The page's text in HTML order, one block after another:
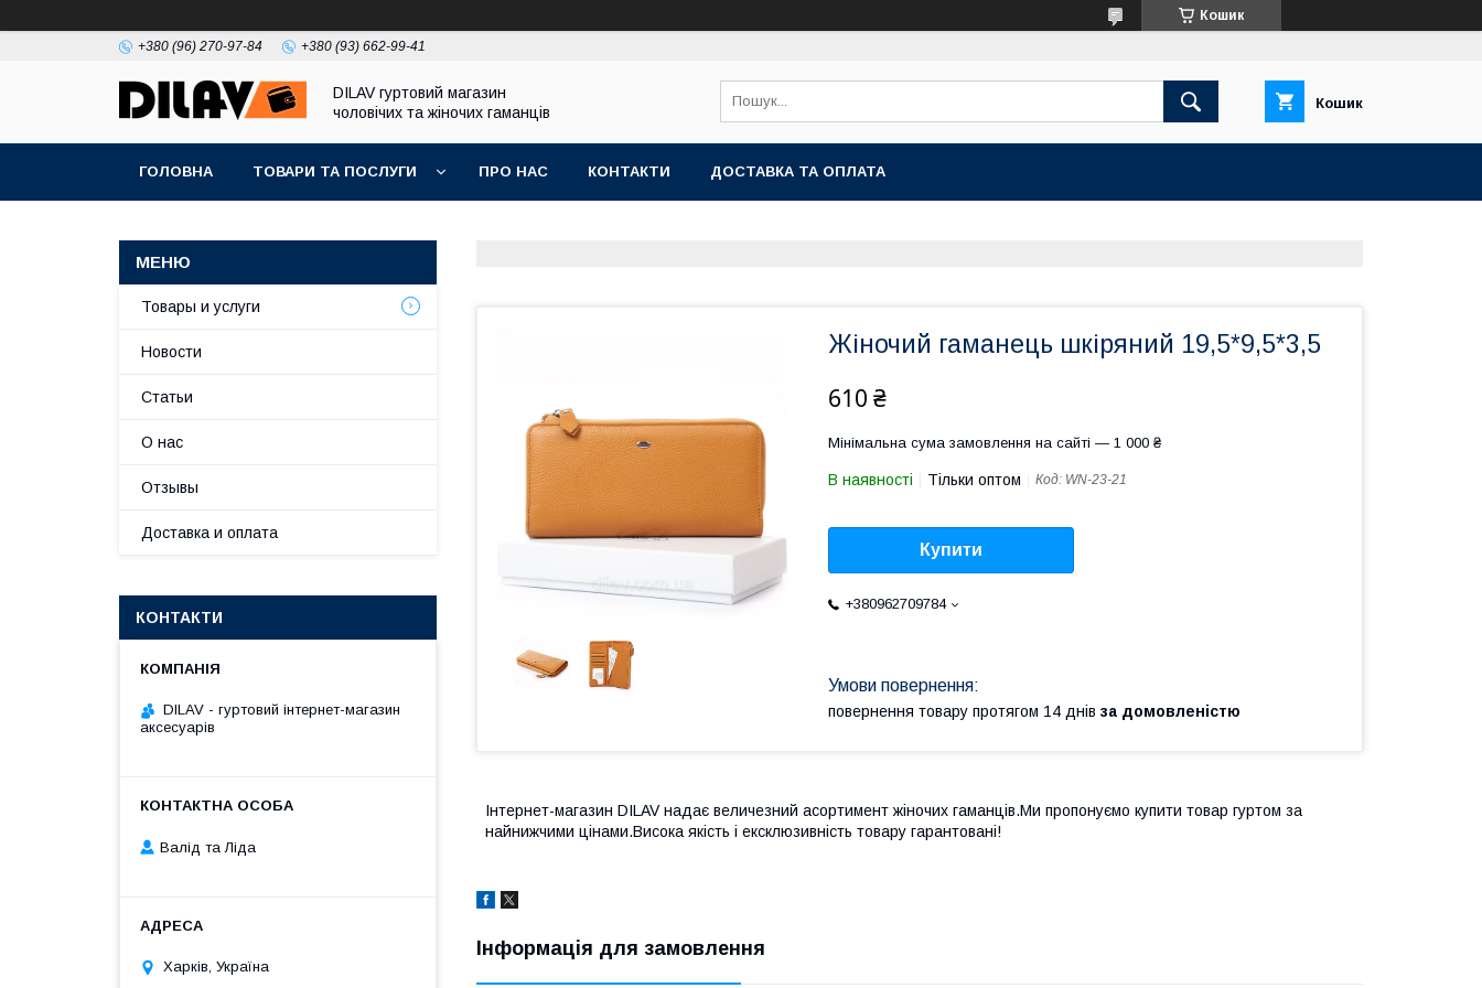
Кошик
+380 (96) 270-97-84 +380 (93) 662-99-41
DILAV гуртовий магазин
чоловічих та жіночих гаманців
Кошик
ГОЛОВНА ТОВАРИ ТА ПОСЛУГИ ПРО НАС КОНТАКТИ ДОСТАВКА ТА ОПЛАТА
Жіночий гаманець шкіряний 19,5*9,5*3,5
610 ₴
Мінімальна сума замовлення на сайті — 1 000 ₴
В наявності Тільки оптом Код: WN-23-21
Купити
+380962709784
повернення товару протягом 14 днів за домовленістю
Інтернет-магазин DILAV надає величезний асортимент жіночих гаманців.Ми пропонуємо купити товар гуртом за
найнижчими цінами.Висока якість і ексклюзивність товару гарантовані!
Інформація для замовлення
Товары и услуги
Новости
Статьи
О нас
Отзывы
Доставка и оплата
КОНТАКТИ
DILAV - гуртовий інтернет-магазин
аксесуарів
Валід та Ліда
Харків, Україна